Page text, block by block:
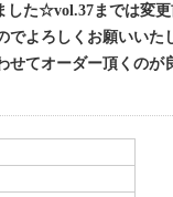
した☆vol.37までは変
でよろしくお願いい
せてオーダー頂くのが